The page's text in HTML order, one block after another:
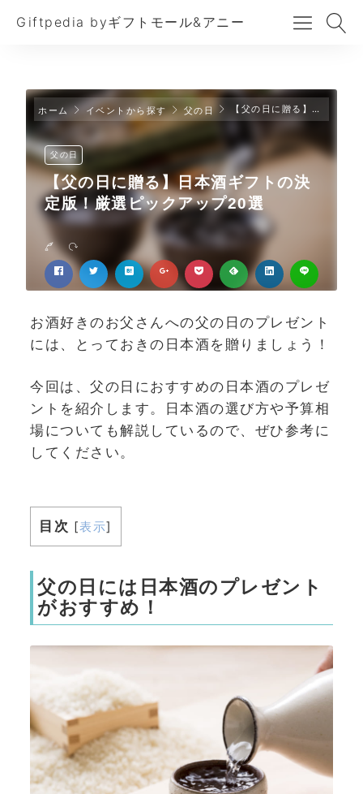
Giftpedia byギフトモール&アニー
ホーム イベントから探す 父の日 【父の日に贈る】日本酒ギフトの決定版！厳選ピックアップ20選
父の日
【父の日に贈る】日本酒ギフトの決
定版！厳選ピックアップ20選
お酒好きのお父さんへの父の日のプレゼント
には、とっておきの日本酒を贈りましょう！
今回は、父の日におすすめの日本酒のプレゼ
ントを紹介します。日本酒の選び方や予算相
場についても解説しているので、ぜひ参考に
してください。
目次 [表示]
父の日には日本酒のプレゼント
がおすすめ！